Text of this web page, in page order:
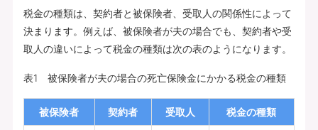
税金の種類は、契約者と被保険者、受取人の関係性によって
決まります。例えば、被保険者が夫の場合でも、契約者や受
取人の違いによって税金の種類は次の表のようになります。
表1 被保険者が夫の場合の死亡保険金にかかる税金の種類
被保険者 契約者 受取人 税金の種類